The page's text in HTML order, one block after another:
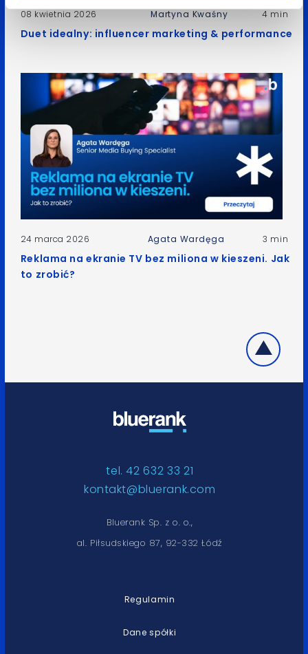
08 kwietnia 2026 Martyna Kwaśny 4 min
Duet idealny: influencer marketing & performance
24 marca 2026 Agata Wardęga 3 min
Reklama na ekranie TV bez miliona w kieszeni. Jak
to zrobić?
tel. 42 632 33 21
kontakt@bluerank.com
Bluerank Sp. z o. o.,
al. Piłsudskiego 87, 92-332 Łódź
Regulamin
Dane spółki